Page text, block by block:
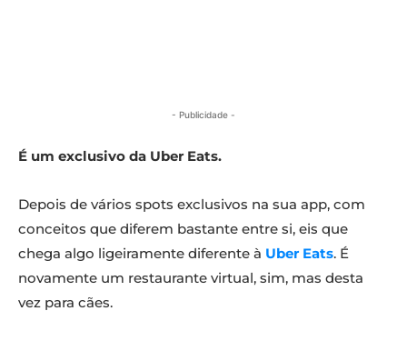
- Publicidade -
É um exclusivo da Uber Eats.
Depois de vários spots exclusivos na sua app, com
conceitos que diferem bastante entre si, eis que
chega algo ligeiramente diferente à Uber Eats. É
novamente um restaurante virtual, sim, mas desta
vez para cães.